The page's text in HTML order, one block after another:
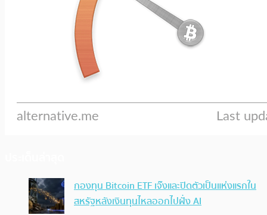
กองทุน Bitcoin ETF เจ๊งและปิดตัวเป็นแห่งแรกใน
สหรัฐหลังเงินทุนไหลออกไปฝั่ง AI